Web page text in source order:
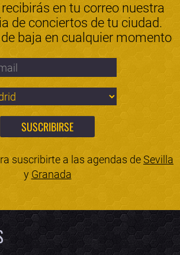
en tu correo nuestra
de conciertos de tu ciudad.
baja en cualquier momento
suscribirte a las agendas deSevilla
y Granada